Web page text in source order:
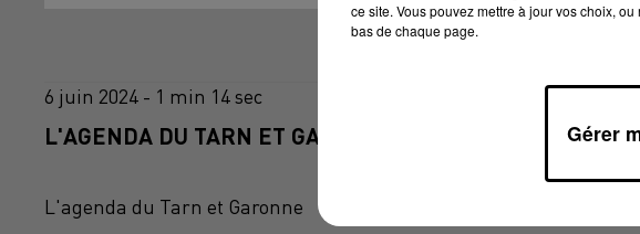
6 juin 2024 - 1 min 14 sec
L'AGENDA DU TARN ET GARONNE DU 06/06/2024 À
L'agenda du Tarn et Garonne
ce site. Vous pouvez mettre à jour vos choix,
bas de chaque page.
Gérer